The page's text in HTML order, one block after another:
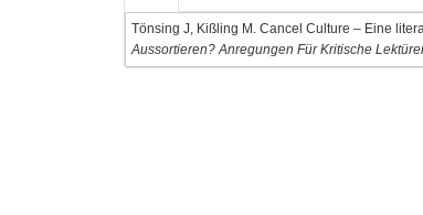
Tönsing J, Kißling M. Cancel Culture – Eine
Aussortieren? Anregungen Für Kritische